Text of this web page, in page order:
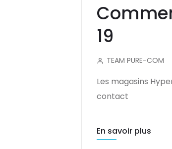
19
TEAM PURE-COM
Les magasins
contact
En savoir plus